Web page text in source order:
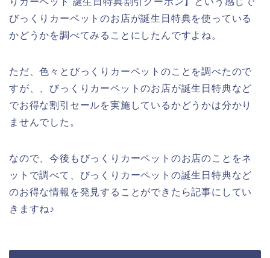
びっくりカーペットのお店が誕生日特典を使っている
かどうかを調べてみることにしたんですよね。
ただ、色々とびっくりカーペットのことを調べたので
すが、、びっくりカーペットのお店が誕生日特典など
でお得な割引セールを実施しているかどうかは分かり
ませんでした。
なので、今後もびっくりカーペットのお店のことをネ
ットで調べて、びっくりカーペットの誕生日特典など
のお得な情報を発見することができたら記事にしてい
きますね♪